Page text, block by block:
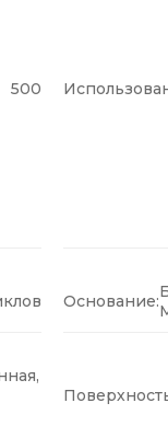
500
Основание: